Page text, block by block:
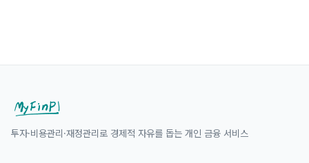
투자·비용관리·재정관리로 경제적 자유를 돕는 개인 금융 서비스